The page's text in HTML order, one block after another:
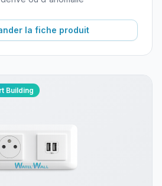
la fiche produit
Building